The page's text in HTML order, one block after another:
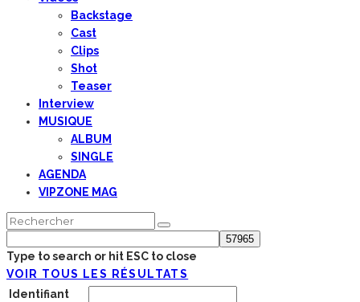
Backstage
Cast
Clips
Shot
Teaser
Interview
MUSIQUE
ALBUM
SINGLE
AGENDA
VIPZONE MAG
Type to search or hit ESC to close
VOIR TOUS LES RÉSULTATS
Identifiant